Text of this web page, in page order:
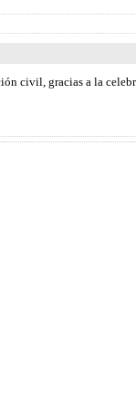
civil, gracias a la